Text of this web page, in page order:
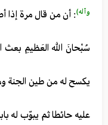
وآله): أن من قال مرة إذا
سُبْحانَ الله العَظيمِ بعث
يكسح له من طين الجنة
عليه حائطا ثم يبوّب له